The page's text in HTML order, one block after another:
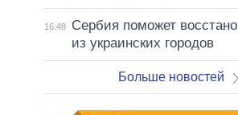
16:48
Сербия поможет
из украинских городов
Больше новостей